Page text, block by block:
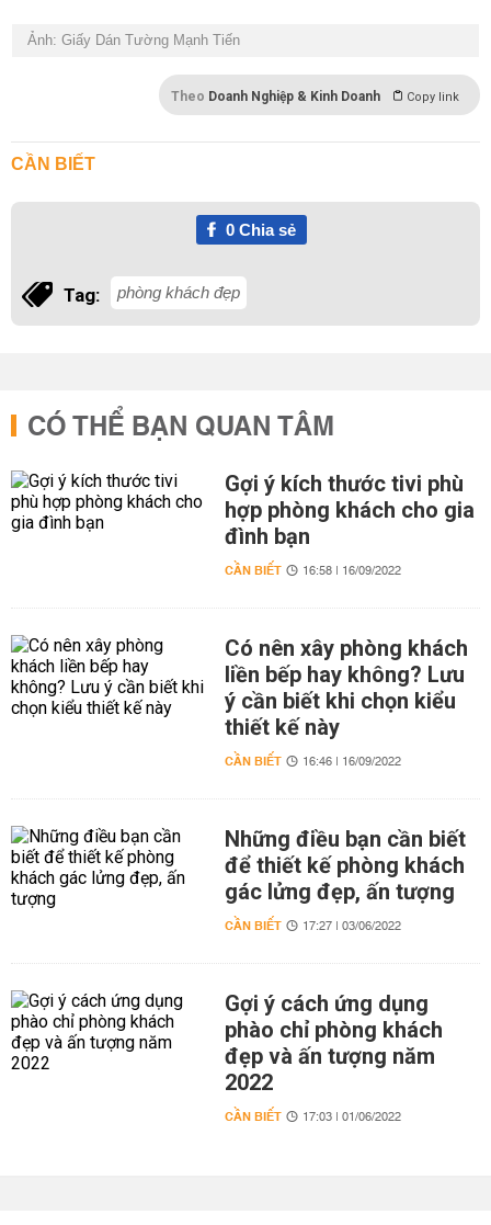
Ảnh: Giấy Dán Tường Mạnh Tiến
Theo Doanh Nghiệp & Kinh Doanh Copy link
CẦN BIẾT
0Chia sẻ
Tag: phòng khách đẹp
CÓ THỂ BẠN QUAN TÂM
Gợi ý kích thước tivi phù
hợp phòng khách cho gia
đình bạn
CẦN BIẾT 16:58 | 16/09/2022
Có nên xây phòng khách
liền bếp hay không? Lưu
ý cần biết khi chọn kiểu
thiết kế này
CẦN BIẾT 16:46 | 16/09/2022
Những điều bạn cần biết
để thiết kế phòng khách
gác lửng đẹp, ấn tượng
CẦN BIẾT 17:27 | 03/06/2022
Gợi ý cách ứng dụng
phào chỉ phòng khách
đẹp và ấn tượng năm
2022
CẦN BIẾT 17:03 | 01/06/2022